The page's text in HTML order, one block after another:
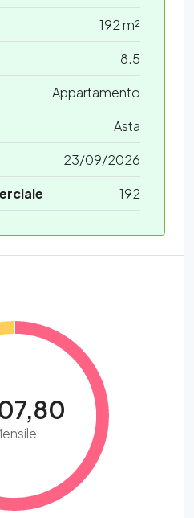
192 m²
8.5
Appartamento
Asta
23/09/2026
192